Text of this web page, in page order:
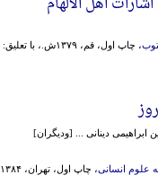
، چاپ اول، قم، ۱۳۷۹ش.، با تعلیق:
ابراهیمی‌ دینانی‌ ... [ودیگران‌]
علوم انسانی، چاپ اول، تهران، ۱۳۸۴ش.